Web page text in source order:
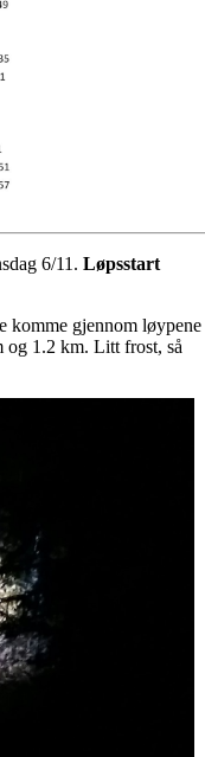
6/11. Løpsstart
komme gjennom løypene
og 1.2 km. Litt frost, så